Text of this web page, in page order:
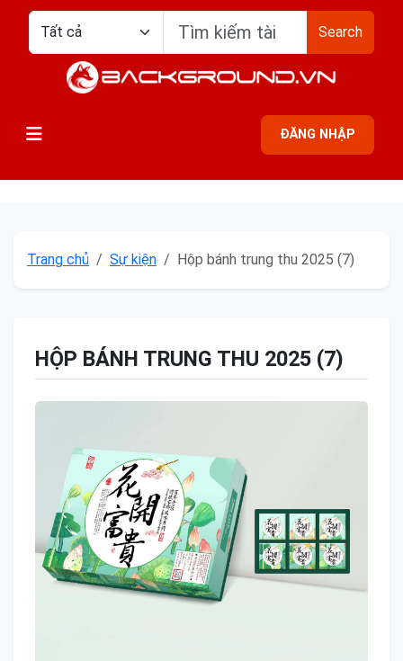
Search
ĐĂNG NHẬP
Trang chủ Sự kiện Hộp bánh trung thu 2025 (7)
HỘP BÁNH TRUNG THU 2025 (7)